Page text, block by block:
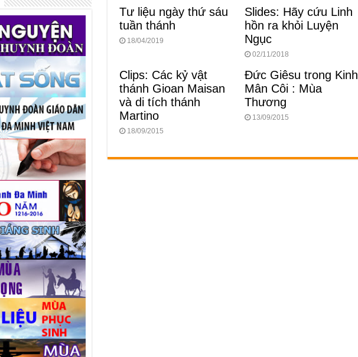
k
Tư liệu ngày thứ sáu
tuần thánh
18/04/2019
Slides: Hãy cứu Linh
hồn ra khỏi Luyện
Ngục
02/11/2018
Clips: Các kỷ vật
thánh Gioan Maisan
và di tích thánh
Martino
18/09/2015
Đức Giêsu trong Kinh
Mân Côi : Mùa
Thương
13/09/2015